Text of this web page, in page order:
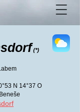
(*)
N 14°37 O